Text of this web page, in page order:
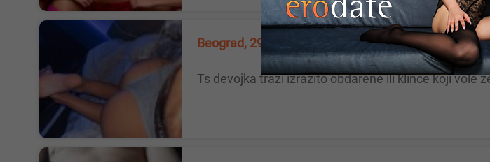
Beograd, 29 Beograd
Ts devojka traži izrazito obdarene ili klince koji vole